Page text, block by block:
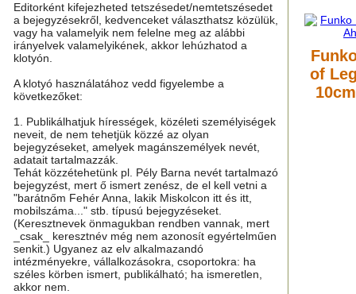
Editorként kifejezheted tetszésedet/nemtetszésedet
a bejegyzésekről, kedvenceket választhatsz közülük,
vagy ha valamelyik nem felelne meg az alábbi
irányelvek valamelyikének, akkor lehúzhatod a
klotyón.
A klotyó használatához vedd figyelembe a
következőket:
1. Publikálhatjuk hírességek, közéleti személyiségek
neveit, de nem tehetjük közzé az olyan
bejegyzéseket, amelyek magánszemélyek nevét,
adatait tartalmazzák.
Tehát közzétehetünk pl. Pély Barna nevét tartalmazó
bejegyzést, mert ő ismert zenész, de el kell vetni a
"barátnőm Fehér Anna, lakik Miskolcon itt és itt,
mobilszáma..." stb. típusú bejegyzéseket.
(Keresztnevek önmagukban rendben vannak, mert
_csak_ keresztnév még nem azonosít egyértelműen
senkit.) Ugyanez az elv alkalmazandó
intézményekre, vállalkozásokra, csoportokra: ha
széles körben ismert, publikálható; ha ismeretlen,
akkor nem.
of